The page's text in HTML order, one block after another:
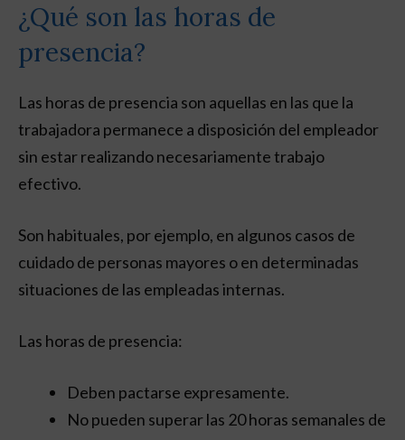
¿Qué son las horas de
presencia?
Las horas de presencia son aquellas en las que la
trabajadora permanece a disposición del empleador
sin estar realizando necesariamente trabajo
efectivo.
Son habituales, por ejemplo, en algunos casos de
cuidado de personas mayores o en determinadas
situaciones de las empleadas internas.
Las horas de presencia:
Deben pactarse expresamente.
No pueden superar las 20 horas semanales de